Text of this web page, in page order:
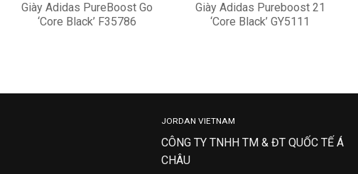
Giày Adidas PureBoost Go
‘Core Black’ F35786
Giày Adidas Pureboost 21
‘Core Black’ GY5111
JORDAN VIETNAM
CÔNG TY TNHH TM & ĐT QUỐC TẾ Á
CHÂU